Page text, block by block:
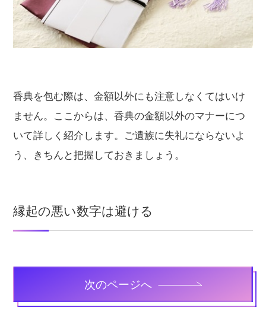
香典を包む際は、金額以外にも注意しなくてはいけ
ません。ここからは、香典の金額以外のマナーにつ
いて詳しく紹介します。ご遺族に失礼にならないよ
う、きちんと把握しておきましょう。
縁起の悪い数字は避ける
次のページへ